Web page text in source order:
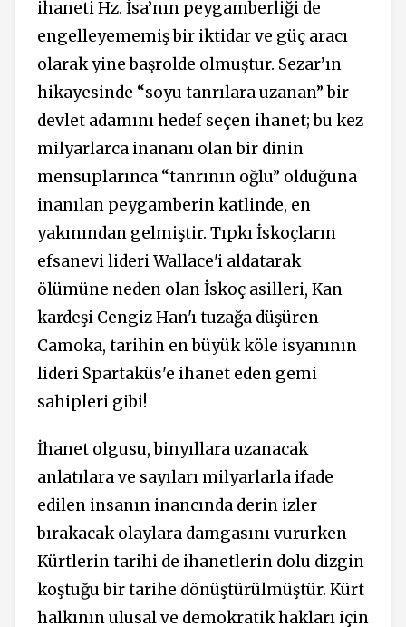
ihaneti Hz. İsa’nın peygamberliği de
engelleyememiş bir iktidar ve güç aracı
olarak yine başrolde olmuştur. Sezar’ın
hikayesinde “soyu tanrılara uzanan” bir
devlet adamını hedef seçen ihanet; bu kez
milyarlarca inananı olan bir dinin
mensuplarınca “tanrının oğlu” olduğuna
inanılan peygamberin katlinde, en
yakınından gelmiştir. Tıpkı İskoçların
efsanevi lideri Wallace'i aldatarak
ölümüne neden olan İskoç asilleri, Kan
kardeşi Cengiz Han'ı tuzağa düşüren
Camoka, tarihin en büyük köle isyanının
lideri Spartaküs'e ihanet eden gemi
sahipleri gibi!
İhanet olgusu, binyıllara uzanacak
anlatılara ve sayıları milyarlarla ifade
edilen insanın inancında derin izler
bırakacak olaylara damgasını vururken
Kürtlerin tarihi de ihanetlerin dolu dizgin
koştuğu bir tarihe dönüştürülmüştür. Kürt
halkının ulusal ve demokratik hakları için